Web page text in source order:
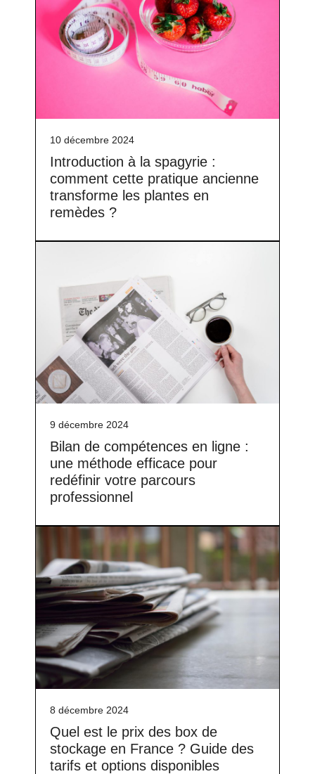
10 décembre 2024
Introduction à la spagyrie :
comment cette pratique ancienne
transforme les plantes en
remèdes ?
9 décembre 2024
Bilan de compétences en ligne :
une méthode efficace pour
redéfinir votre parcours
professionnel
8 décembre 2024
Quel est le prix des box de
stockage en France ? Guide des
tarifs et options disponibles